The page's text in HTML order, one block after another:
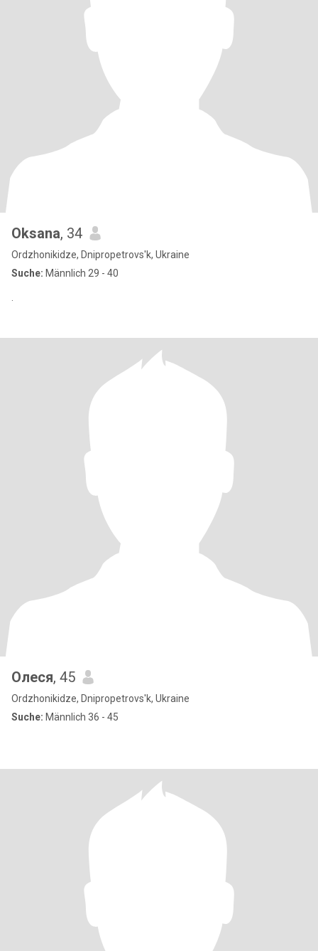
Oksana, 34
Ordzhonikidze, Dnipropetrovs'k, Ukraine
Suche: Männlich 29 - 40
Олеся, 45
Ordzhonikidze, Dnipropetrovs'k, Ukraine
Suche: Männlich 36 - 45